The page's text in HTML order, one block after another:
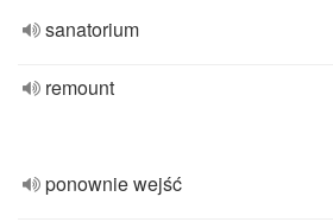
sanatorium
remount
ponownie wejść